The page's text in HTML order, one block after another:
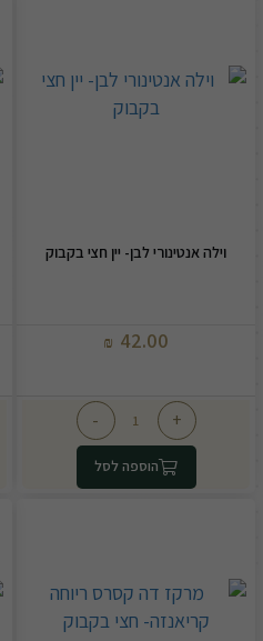
וילה אנטינורי לבן- יין חצי בקבוק
42.00
₪
+
-
הוספה לסל